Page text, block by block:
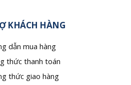
KHÁCH HÀNG
dẫn mua hàng
thức thanh toán
thức giao hàng